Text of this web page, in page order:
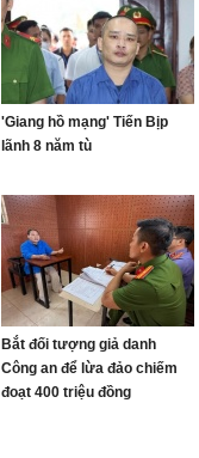
'Giang hồ mạng' Tiến Bịp
lãnh 8 năm tù
Bắt đối tượng giả danh
Công an để lừa đảo chiếm
đoạt 400 triệu đồng